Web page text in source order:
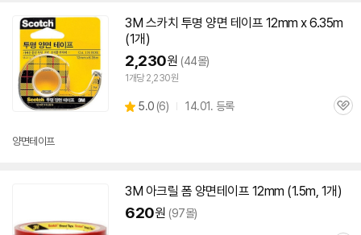
3M 스카치 투명 양면 테이프 12mm x 6.35m
(1개)
2,230원 (44몰)
1개당 2,230원
별
5.0 (상
6) 14.01. 등록
관
양면테이프
3M 아크릴 폼 양면테이프 12mm (1.5m, 1개)
620원 (97몰)